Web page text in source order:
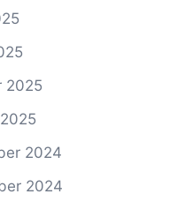
2025
2024
2024